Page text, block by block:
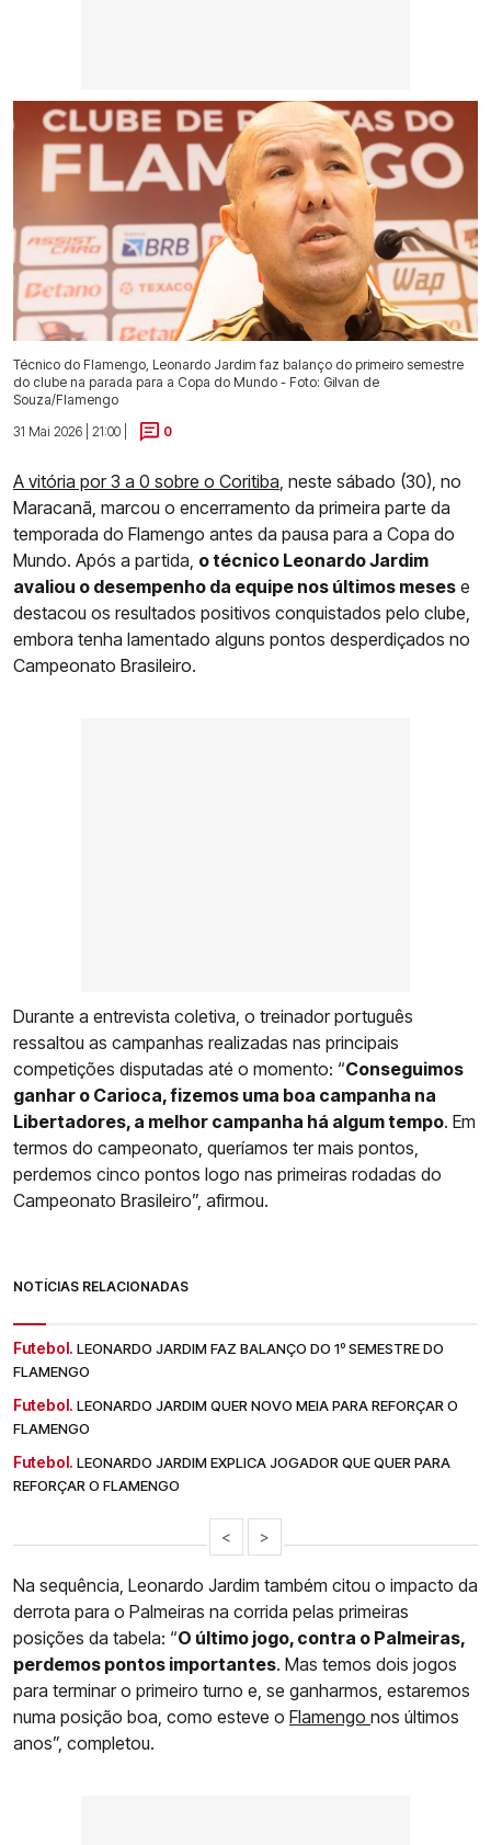
Técnico do Flamengo, Leonardo Jardim faz balanço do primeiro semestre
do clube na parada para a Copa do Mundo - Foto: Gilvan de
Souza/Flamengo
31 Mai 2026 | 21:00 |
0
A vitória por 3 a 0 sobre o Coritiba, neste sábado (30), no
Maracanã, marcou o encerramento da primeira parte da
temporada do Flamengo antes da pausa para a Copa do
Mundo. Após a partida, o técnico Leonardo Jardim
avaliou o desempenho da equipe nos últimos meses e
destacou os resultados positivos conquistados pelo clube,
embora tenha lamentado alguns pontos desperdiçados no
Campeonato Brasileiro.
Durante a entrevista coletiva, o treinador português
ressaltou as campanhas realizadas nas principais
competições disputadas até o momento: “Conseguimos
ganhar o Carioca, fizemos uma boa campanha na
Libertadores, a melhor campanha há algum tempo. Em
termos do campeonato, queríamos ter mais pontos,
perdemos cinco pontos logo nas primeiras rodadas do
Campeonato Brasileiro”, afirmou.
NOTÍCIAS RELACIONADAS
Futebol. LEONARDO JARDIM FAZ BALANÇO DO 1º SEMESTRE DO
FLAMENGO
Futebol. LEONARDO JARDIM QUER NOVO MEIA PARA REFORÇAR O
FLAMENGO
Futebol. LEONARDO JARDIM EXPLICA JOGADOR QUE QUER PARA
REFORÇAR O FLAMENGO
< >
Na sequência, Leonardo Jardim também citou o impacto da
derrota para o Palmeiras na corrida pelas primeiras
posições da tabela: “O último jogo, contra o Palmeiras,
perdemos pontos importantes. Mas temos dois jogos
para terminar o primeiro turno e, se ganharmos, estaremos
numa posição boa, como esteve o Flamengo nos últimos
anos”, completou.